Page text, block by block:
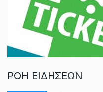
ΡΟΗ ΕΙΔΗΣΕΩΝ